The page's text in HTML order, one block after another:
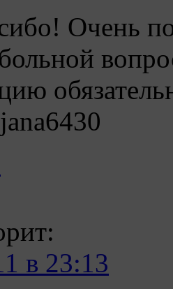
Очень
в 23:13